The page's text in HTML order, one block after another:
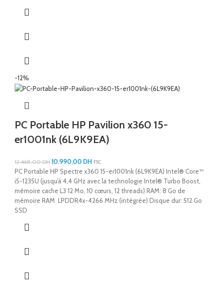
-12%
PC Portable HP Pavilion x360 15-
er1001nk (6L9K9EA)
12.468,00DH 10.990,00DH TTC
PC Portable HP Spectre x360 15-er1001nk (6L9K9EA) Intel® Core™
i5-1235U (jusqu’à 4,4 GHz avec la technologie Intel® Turbo Boost,
mémoire cache L3 12 Mo, 10 cœurs, 12 threads) RAM: 8 Go de
mémoire RAM LPDDR4x-4266 MHz (intégrée) Disque dur: 512 Go
SSD